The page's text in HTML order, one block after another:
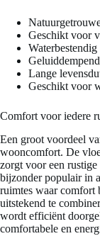
Geschikt voor
Lange
Geschikt voor
Comfort voor iedere
Een groot voordeel
wooncomfort. De
zorgt voor een
bijzonder populair in
ruimtes waar comfort
uitstekend te
wordt efficiënt
comfortabele en